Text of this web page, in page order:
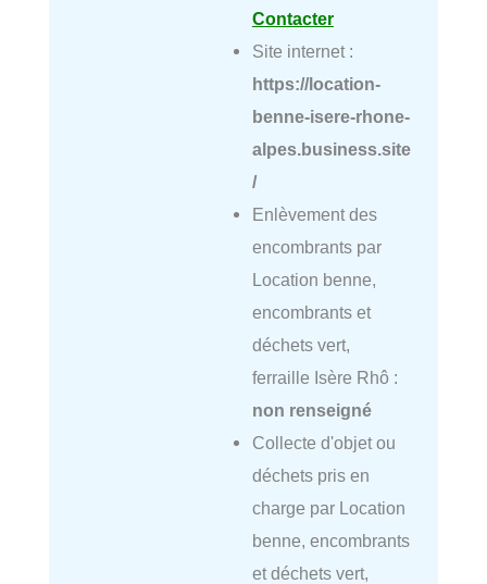
Contacter
Site internet :
https://location-
benne-isere-rhone-
alpes.business.site
/
Enlèvement des
encombrants par
Location benne,
encombrants et
déchets vert,
ferraille Isère Rhô :
non renseigné
Collecte d'objet ou
déchets pris en
charge par Location
benne, encombrants
et déchets vert,